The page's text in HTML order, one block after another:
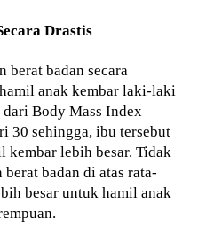
Drastis
berat badan secara
anak kembar laki-laki
Body Mass Index
30 sehingga, ibu tersebut
lebih besar. Tidak
badan di atas rata-
besar untuk hamil anak